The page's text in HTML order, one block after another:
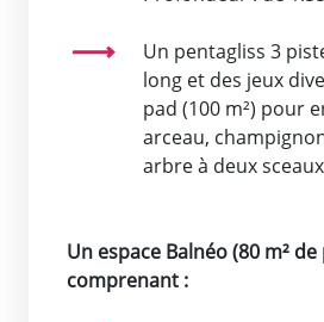
Un pentagliss 3
long et des jeux
pad (100 m²) pour
arceau,
arbre à deux
Un espace Balnéo (80 m² de
comprenant :